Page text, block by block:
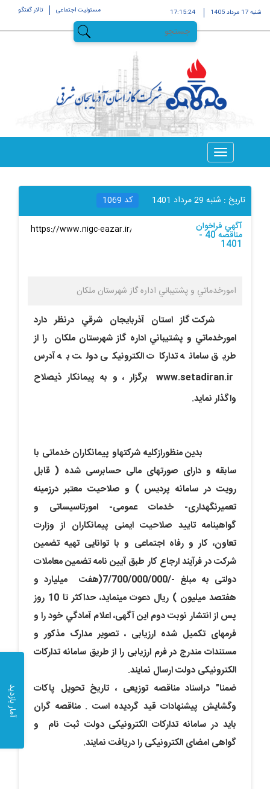
شنبه 17 مرداد 1405 17:15:24 مسئولیت اجتماعی تالار گفتگو
آمار بازدید
تاریخ : شنبه 29 مرداد 1401 کد 1069
آگهي فراخوان
مناقصه 40 -
1401
امورخدماتي و پشتيباني اداره گاز شهرستان ملکان
شركت گاز استان آذربايجان شرقي درنظر دارد
امورخدماتي و پشتيباني اداره گاز شهرستان ملکان را از
طریق سامانه تدارکات الکترونیکی دولت به آدرس
www.setadiran.ir
برگزار ، و به پیمانکار ذیصلاح
واگذار نماید.
بدین منظورازکلیه شرکتهاو پیمانکاران خدماتی با
سابقه و دارای صورت­های مالی حسابرسی شده ( قابل
رویت در سامانه پردیس ) و صلاحیت معتبر درزمینه
تعمیرنگهداری- خدمات عمومی- امورتاسیساتی و
گواهینامه تایید صلاحیت ایمنی پیمانکاران از وزارت
تعاون، کار و رفاه اجتماعی و با توانایی تهیه تضمین
شرکت در فرآیند ارجاع کار طبق آیین نامه تضمین معاملات
دولتی به مبلغ -/7/700/000/000(هفت میلیارد و
هفتصد میلیون ) ریال دعوت مینماید، حداکثر تا 10 روز
پس از انتشار نوبت دوم این آگهی، اعلام آمادگي خود را و
فرمهای تکمیل شده ارزیابی ، تصویر مدارک مذکور و
مستندات مندرج در فرم ارزیابی را از طریق سامانه تدارکات
الکترونیکی دولت ارسال نمايند.
ضمنا" دراسناد مناقصه توزیعی ، تاریخ تحویل پاکات
وگشایش پیشنهادات قید گردیده است . مناقصه گران
باید در سامانه تدارکات الکترونیکی دولت ثبت نام و
گواهی امضای الکترونیکی را دریافت نمایند.